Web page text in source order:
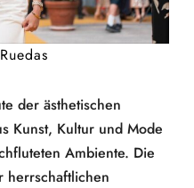
der ästhetischen
Kunst, Kultur und Mode
Ambiente. Die
herrschaftlichen